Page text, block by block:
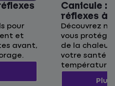
pour
et
avant,
Canicule :
réflexes à
Découvrez
vous
de la chaleur
votre santé